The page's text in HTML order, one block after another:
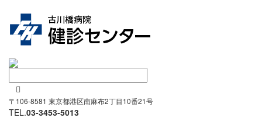

〒106-8581 東京都港区南麻布2丁目10番21号
TEL.03-3453-5013